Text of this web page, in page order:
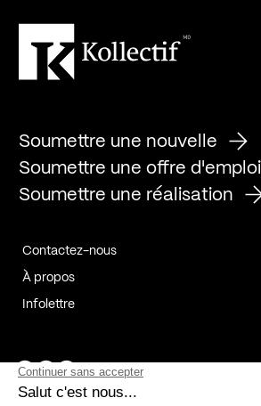
Soumettre une nouvelle
Soumettre une offre d'emploi
Soumettre une réalisation
Contactez-nous
À propos
Infolettre
Page Facebook de Kollectif
Page Instagram de Kollectif
Page Linkedin de Kollectif